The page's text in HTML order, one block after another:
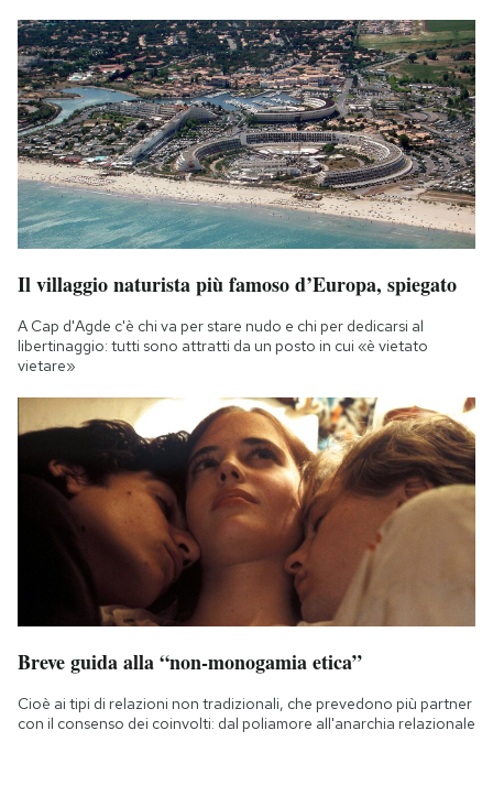
Il villaggio naturista più famoso d’Europa, spiegato
A Cap d'Agde c'è chi va per stare nudo e chi per dedicarsi al
libertinaggio: tutti sono attratti da un posto in cui «è vietato
vietare»
Breve guida alla “non-monogamia etica”
Cioè ai tipi di relazioni non tradizionali, che prevedono più partner
con il consenso dei coinvolti: dal poliamore all'anarchia relazionale